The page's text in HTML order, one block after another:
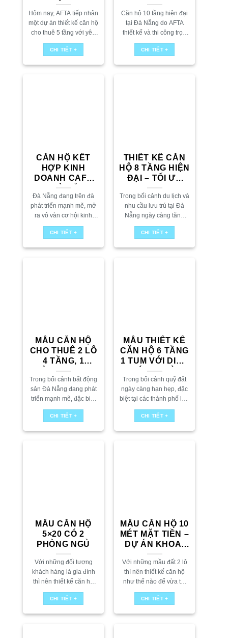
NẴNG
Hôm nay, AFTA tiếp nhận
một dự án thiết kế căn hộ
cho thuê 5 tầng với yêu
cầu tối ưu công năng,
tăng số lượng phòng
CHI TIẾT +
Căn hộ 10 tầng hiện đại
tại Đà Nẵng do AFTA
thiết kế và thi công trọn
gói. Mọi người cần thiết
kế căn hộ cho thuê tại Đà
CHI TIẾT +
CĂN HỘ KẾT
HỢP KINH
DOANH CAFE
TẠI ĐÀ NẴNG
Đà Nẵng đang trên đà
phát triển mạnh mẽ, mở
ra vô vàn cơ hội kinh
doanh hấp dẫn cho các
nhà đầu tư. Trong bối
CHI TIẾT +
THIẾT KẾ CĂN
HỘ 8 TẦNG HIỆN
ĐẠI – TỐI ƯU
DOANH THU TẠI
ĐÀ NẴNG
Trong bối cảnh du lịch và
nhu cầu lưu trú tại Đà
Nẵng ngày càng tăng
cao, mô hình đầu tư căn
hộ cho thuê kết hợp kinh
CHI TIẾT +
MẪU CĂN HỘ
CHO THUÊ 2 LÔ
4 TẦNG, 1
LỬNG, 1 TUM
Trong bối cảnh bất động
sản Đà Nẵng đang phát
triển mạnh mẽ, đặc biệt
là tại khu vực Hòa Xuân,
xu hướng sở hữu các lô
CHI TIẾT +
MẪU THIẾT KẾ
CĂN HỘ 6 TẦNG
1 TUM VỚI DIỆN
TÍCH NHỎ
Trong bối cảnh quỹ đất
ngày càng hạn hẹp, đặc
biệt tại các thành phố lớn
như Đà Nẵng, việc sở
hữu một lô đất nhỏ chỉ
CHI TIẾT +
MẪU CĂN HỘ
5×20 CÓ 2
PHÒNG NGỦ
Với những đối tượng
khách hàng là gia đình
thì nên thiết kế căn hộ
như để nào để tối ưu và
đáp ứng được nhu cầu
CHI TIẾT +
MẪU CĂN HỘ 10
MÉT MẶT TIỀN –
DỰ ÁN KHOA-
APARTMENT
Với những mầu đất 2 lô
thì nên thiết kế căn hộ
như thế nào để vừa tối
ưu diện tích vừa đảm bảo
công năng cho căn hộ.
CHI TIẾT +